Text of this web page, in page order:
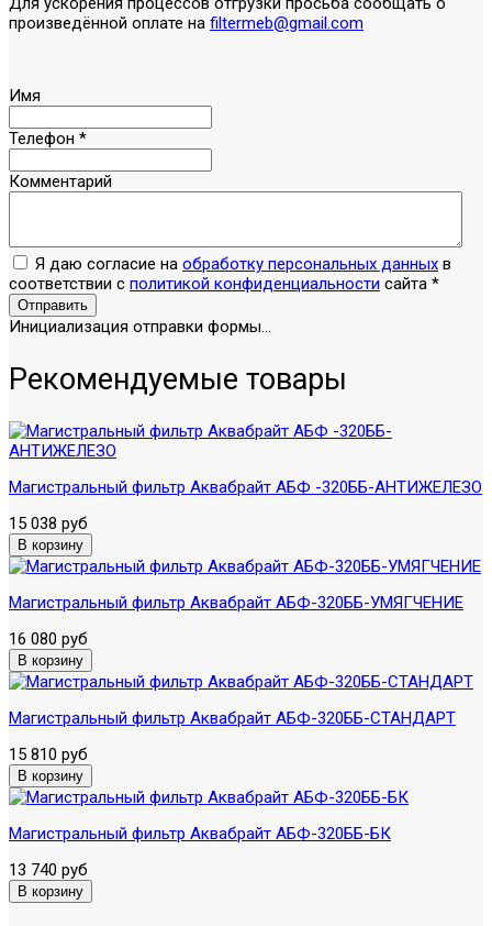
произведённой оплате на filtermeb@gmail.com
Имя
Телефон *
Комментарий
Я даю согласие на обработку персональных данных в
соответствии с политикой конфиденциальности сайта *
Отправить
Инициализация отправки формы...
Рекомендуемые товары
Магистральный фильтр Аквабрайт АБФ -320ББ-АНТИЖЕЛЕЗО
15 038 руб
Магистральный фильтр Аквабрайт АБФ-320ББ-УМЯГЧЕНИЕ
16 080 руб
Магистральный фильтр Аквабрайт АБФ-320ББ-СТАНДАРТ
15 810 руб
Магистральный фильтр Аквабрайт АБФ-320ББ-БК
13 740 руб